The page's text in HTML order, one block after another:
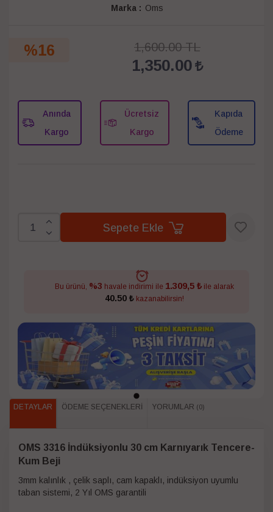
Marka : Oms
%16 1,600.00 TL
1,350.00
Anında
Kargo
Ücretsiz
Kargo
Kapıda
Ödeme
Sepete Ekle
Bu ürünü, %3 havale indirimi ile 1.309,5 ₺ile alarak
40.50 ₺kazanabilirsin!
DETAYLAR ÖDEME SEÇENEKLERI YORUMLAR (0)
OMS 3316 İndüksiyonlu 30 cm Karnıyarık Tencere-
Kum Beji
3mm kalınlık , çelik saplı, cam kapaklı, indüksiyon uyumlu
taban sistemi, 2 Yıl OMS garantili